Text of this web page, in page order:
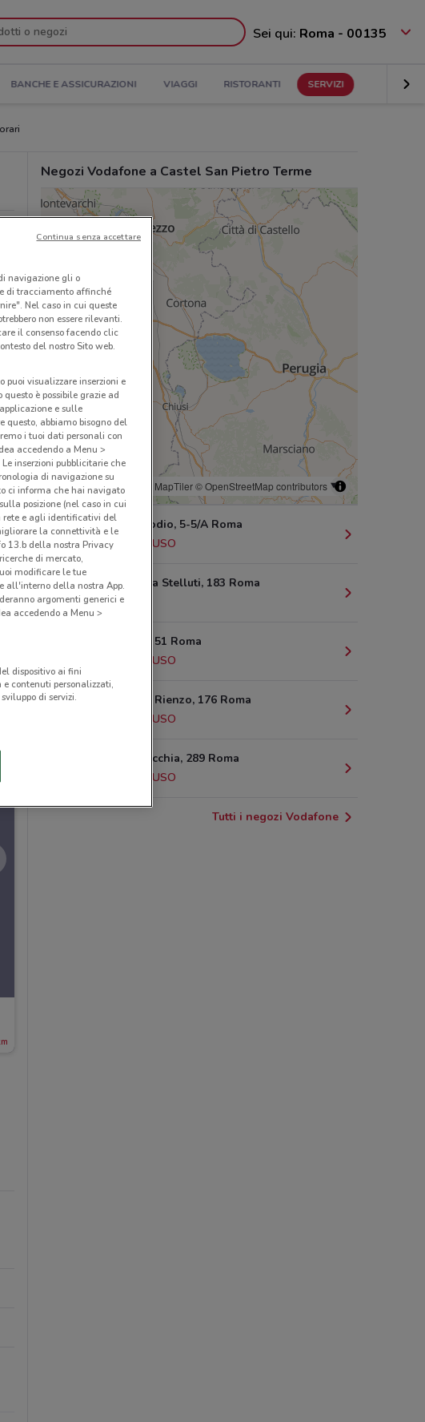
Sei qui: Roma - 00135
BANCHE E ASSICURAZIONI VIAGGI RISTORANTI SERVIZI
Negozi Vodafone a Castel San Pietro Terme
© MapTiler© OpenStreetMap contributors
Piazzale Clodio, 5-5/A Roma
1.8 km
CHIUSO
Via Di Vigna Stelluti, 183 Roma
1.9 km
Via Candia, 51 Roma
CHIUSO
Via Cola Di Rienzo, 176 Roma
CHIUSO
Via Torrevecchia, 289 Roma
CHIUSO
Tutti i negozi Vodafone
navigazione gli o
di tracciamento affinché
Nel caso in cui queste
non essere rilevanti.
il consenso facendo clic
del nostro Sito web.
visualizzare inserzioni e
è possibile grazie ad
e sulle
abbiamo bisogno del
i tuoi dati personali con
accedendo a Menu >
inserzioni pubblicitarie che
di navigazione su
ci informa che hai navigato
posizione (nel caso in cui
rete e agli identificativi del
la connettività e le
13.b della nostra Privacy
di mercato,
modificare le tue
all'interno della nostra App.
argomenti generici e
accedendo a Menu >
dispositivo ai fini
contenuti personalizzati,
di servizi.
Continua senza accettare